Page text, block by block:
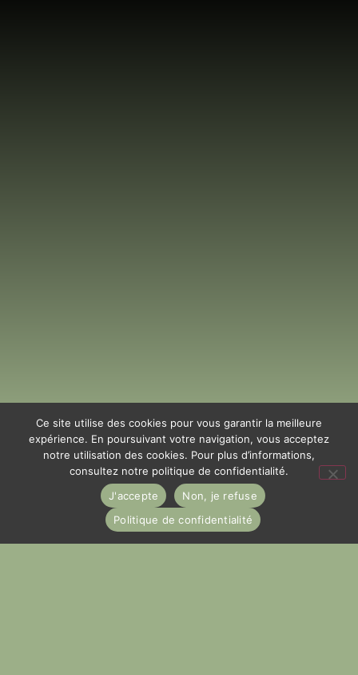
Ce site utilise des cookies pour vous garantir la meilleure
expérience. En poursuivant votre navigation, vous acceptez
notre utilisation des cookies. Pour plus d’informations,
consultez notre politique de confidentialité.
J'accepte
Non, je refuse
Politique de confidentialité